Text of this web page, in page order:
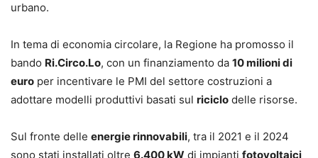
urbano.
In tema di economia circolare, la Regione ha promosso il
bando Ri.Circo.Lo, con un finanziamento da 10 milioni di
euro per incentivare le PMI del settore costruzioni a
adottare modelli produttivi basati sul riciclo delle risorse.
Sul fronte delle energie rinnovabili, tra il 2021 e il 2024
sono stati installati oltre 6.400 kW di impianti fotovoltaici